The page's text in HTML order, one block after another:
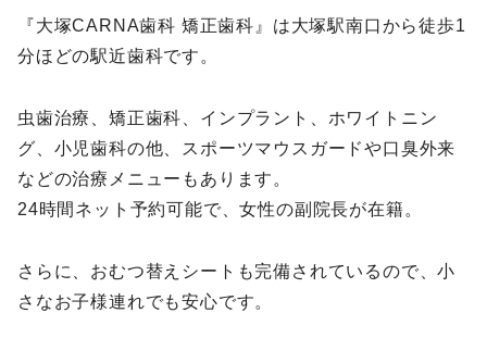
『大塚CARNA歯科 矯正歯科』は大塚駅南口から徒歩1
分ほどの駅近歯科です。
虫歯治療、矯正歯科、インプラント、ホワイトニン
グ、小児歯科の他、スポーツマウスガードや口臭外来
などの治療メニューもあります。
24時間ネット予約可能で、女性の副院長が在籍。
さらに、おむつ替えシートも完備されているので、小
さなお子様連れでも安心です。